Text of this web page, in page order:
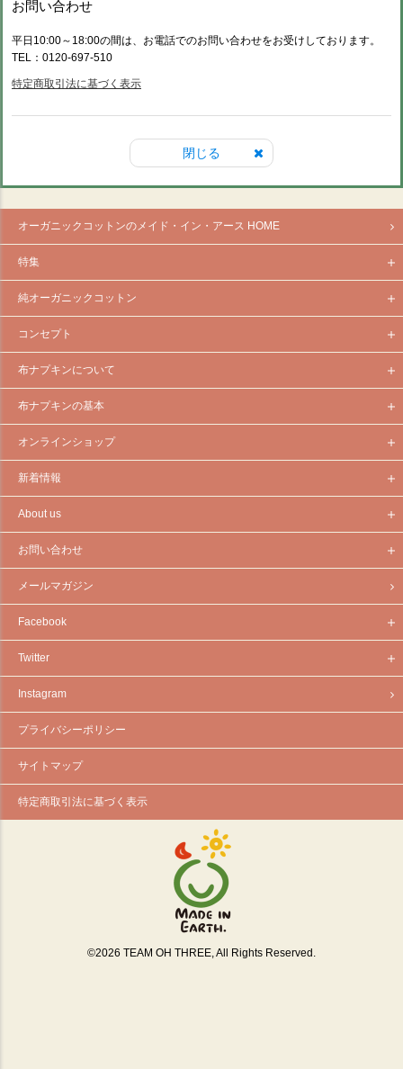
お問い合わせ
平日10:00～18:00の間は、お電話でのお問い合わせをお受けしております。
TEL：0120-697-510
特定商取引法に基づく表示
閉じる
オーガニックコットンのメイド・イン・アース HOME
特集
純オーガニックコットン
コンセプト
布ナプキンについて
布ナプキンの基本
オンラインショップ
新着情報
About us
お問い合わせ
メールマガジン
Facebook
Twitter
Instagram
プライバシーポリシー
サイトマップ
特定商取引法に基づく表示
©2026 TEAM OH THREE, All Rights Reserved.